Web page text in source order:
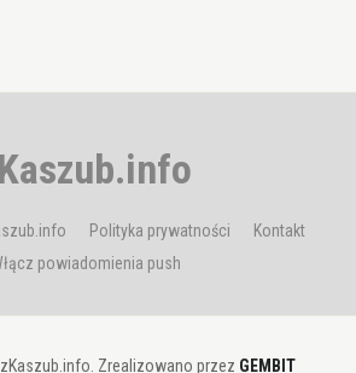
Polityka prywatności
Kontakt
powiadomienia push
Zrealizowano przez GEMBIT